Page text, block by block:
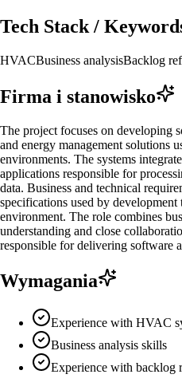
Tech Stack /
HVACBusiness analysisBacklog
Firma i stanowisko
The project focuses on developing
and energy management solutions
environments. The systems
applications responsible for
data. Business and technical
specifications used by
environment. The role combines
understanding and close
responsible for delivering software
Wymagania
Experience with HVAC
Business analysis skills
Experience with backlog